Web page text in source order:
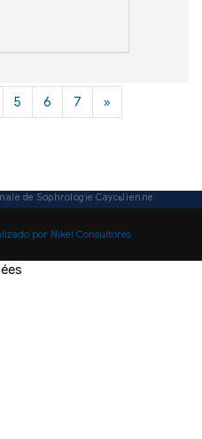
5 6 7 »
por Nikel Consultores